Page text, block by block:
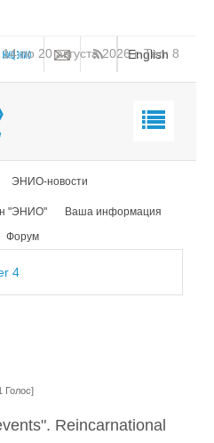
августа 2026 г. Тел: 8-
English
ЭНИО-новости
"ЭНИО"
Ваша информация
Форум
4
Голос]
Reincarnational